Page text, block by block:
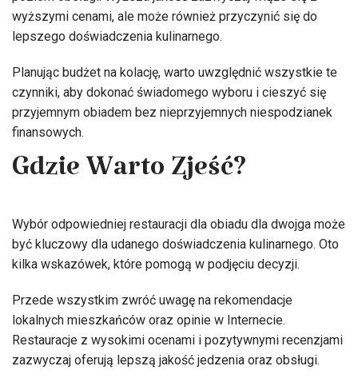
wyższymi cenami, ale może również przyczynić się do
lepszego doświadczenia kulinarnego.
Planując budżet na kolację, warto uwzględnić wszystkie te
czynniki, aby dokonać świadomego wyboru i cieszyć się
przyjemnym obiadem bez nieprzyjemnych niespodzianek
finansowych.
Gdzie Warto Zjeść?
Wybór odpowiedniej restauracji dla obiadu dla dwojga może
być kluczowy dla udanego doświadczenia kulinarnego. Oto
kilka wskazówek, które pomogą w podjęciu decyzji.
Przede wszystkim zwróć uwagę na rekomendacje
lokalnych mieszkańców oraz opinie w Internecie.
Restauracje z wysokimi ocenami i pozytywnymi recenzjami
zazwyczaj oferują lepszą jakość jedzenia oraz obsługi.